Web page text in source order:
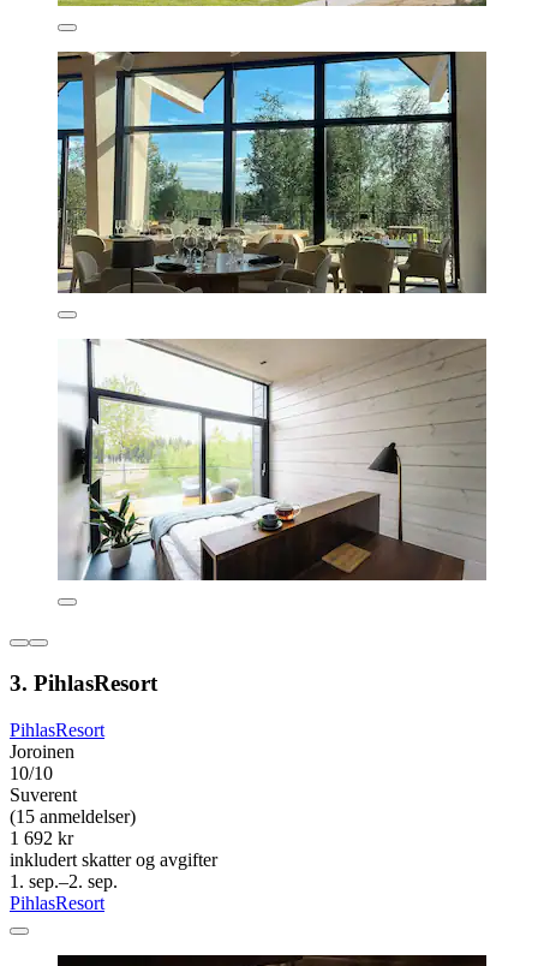
3. PihlasResort
PihlasResort
Joroinen
10/10
Suverent
(15 anmeldelser)
1 692 kr
inkludert skatter og avgifter
1. sep.–2. sep.
PihlasResort